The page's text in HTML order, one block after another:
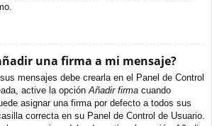
una firma a mi mensaje?
mensajes debe crearla en el Panel de Control
active la opciónAñadir firma cuando
asignar una firma por defecto a todos sus
correcta en su Panel de Control de Usuario.